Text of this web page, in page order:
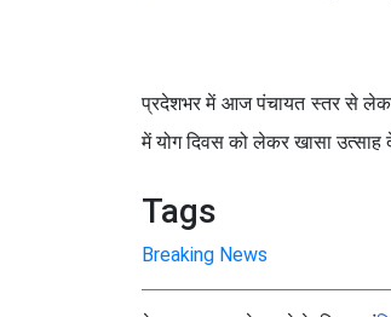
प्रदेशभर में आज पंचायत स्‍तर से लेकर
में योग दिवस को लेकर खासा उत्‍साह
Tags
Breaking News